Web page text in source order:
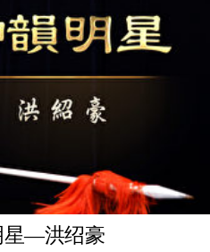
星—洪绍豪